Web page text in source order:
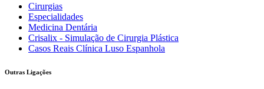
Cirurgias
Especialidades
Medicina Dentária
Crisalix - Simulação de Cirurgia Plástica
Casos Reais Clínica Luso Espanhola
Outras Ligações